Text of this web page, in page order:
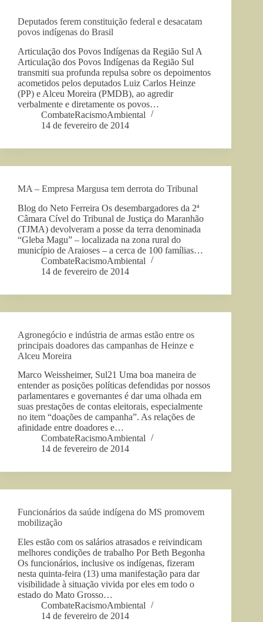
Deputados ferem constituição federal e desacatam
povos indígenas do Brasil
Articulação dos Povos Indígenas da Região Sul A
Articulação dos Povos Indígenas da Região Sul
transmiti sua profunda repulsa sobre os depoimentos
acometidos pelos deputados Luiz Carlos Heinze
(PP) e Alceu Moreira (PMDB), ao agredir
verbalmente e diretamente os povos…
CombateRacismoAmbiental
14 de fevereiro de 2014
MA – Empresa Margusa tem derrota do Tribunal
Blog do Neto Ferreira Os desembargadores da 2ª
Câmara Cível do Tribunal de Justiça do Maranhão
(TJMA) devolveram a posse da terra denominada
“Gleba Magu” – localizada na zona rural do
município de Araioses – a cerca de 100 famílias…
CombateRacismoAmbiental
14 de fevereiro de 2014
Agronegócio e indústria de armas estão entre os
principais doadores das campanhas de Heinze e
Alceu Moreira
Marco Weissheimer, Sul21 Uma boa maneira de
entender as posições políticas defendidas por nossos
parlamentares e governantes é dar uma olhada em
suas prestações de contas eleitorais, especialmente
no item “doações de campanha”. As relações de
afinidade entre doadores e…
CombateRacismoAmbiental
14 de fevereiro de 2014
Funcionários da saúde indígena do MS promovem
mobilização
Eles estão com os salários atrasados e reivindicam
melhores condições de trabalho Por Beth Begonha
Os funcionários, inclusive os indígenas, fizeram
nesta quinta-feira (13) uma manifestação para dar
visibilidade à situação vivida por eles em todo o
estado do Mato Grosso…
CombateRacismoAmbiental
14 de fevereiro de 2014